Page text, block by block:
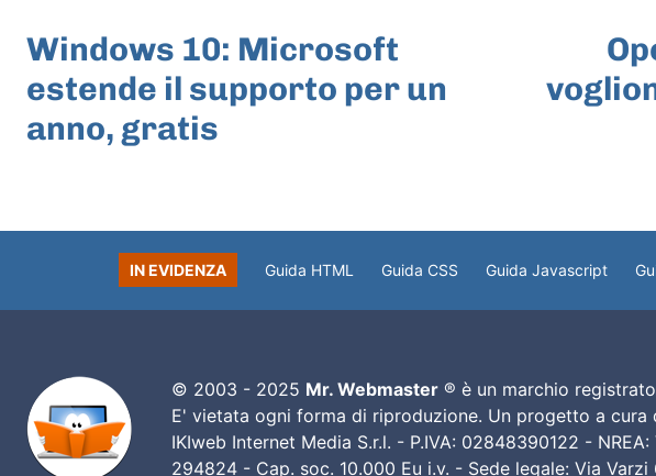
Windows 10: Microsoft
estende il supporto per un
anno, gratis
IN EVIDENZA Guida HTML Guida CSS Guida Javascript
© 2003 - 2025 Mr. Webmaster® è un marchio
E' vietata ogni forma di riproduzione. Un progetto a cura
IKIweb Internet Media S.r.l. - P.IVA: 02848390122 - NREA:
294824 - Cap. soc. 10.000 Eu i.v. - Sede legale: Via Varzi